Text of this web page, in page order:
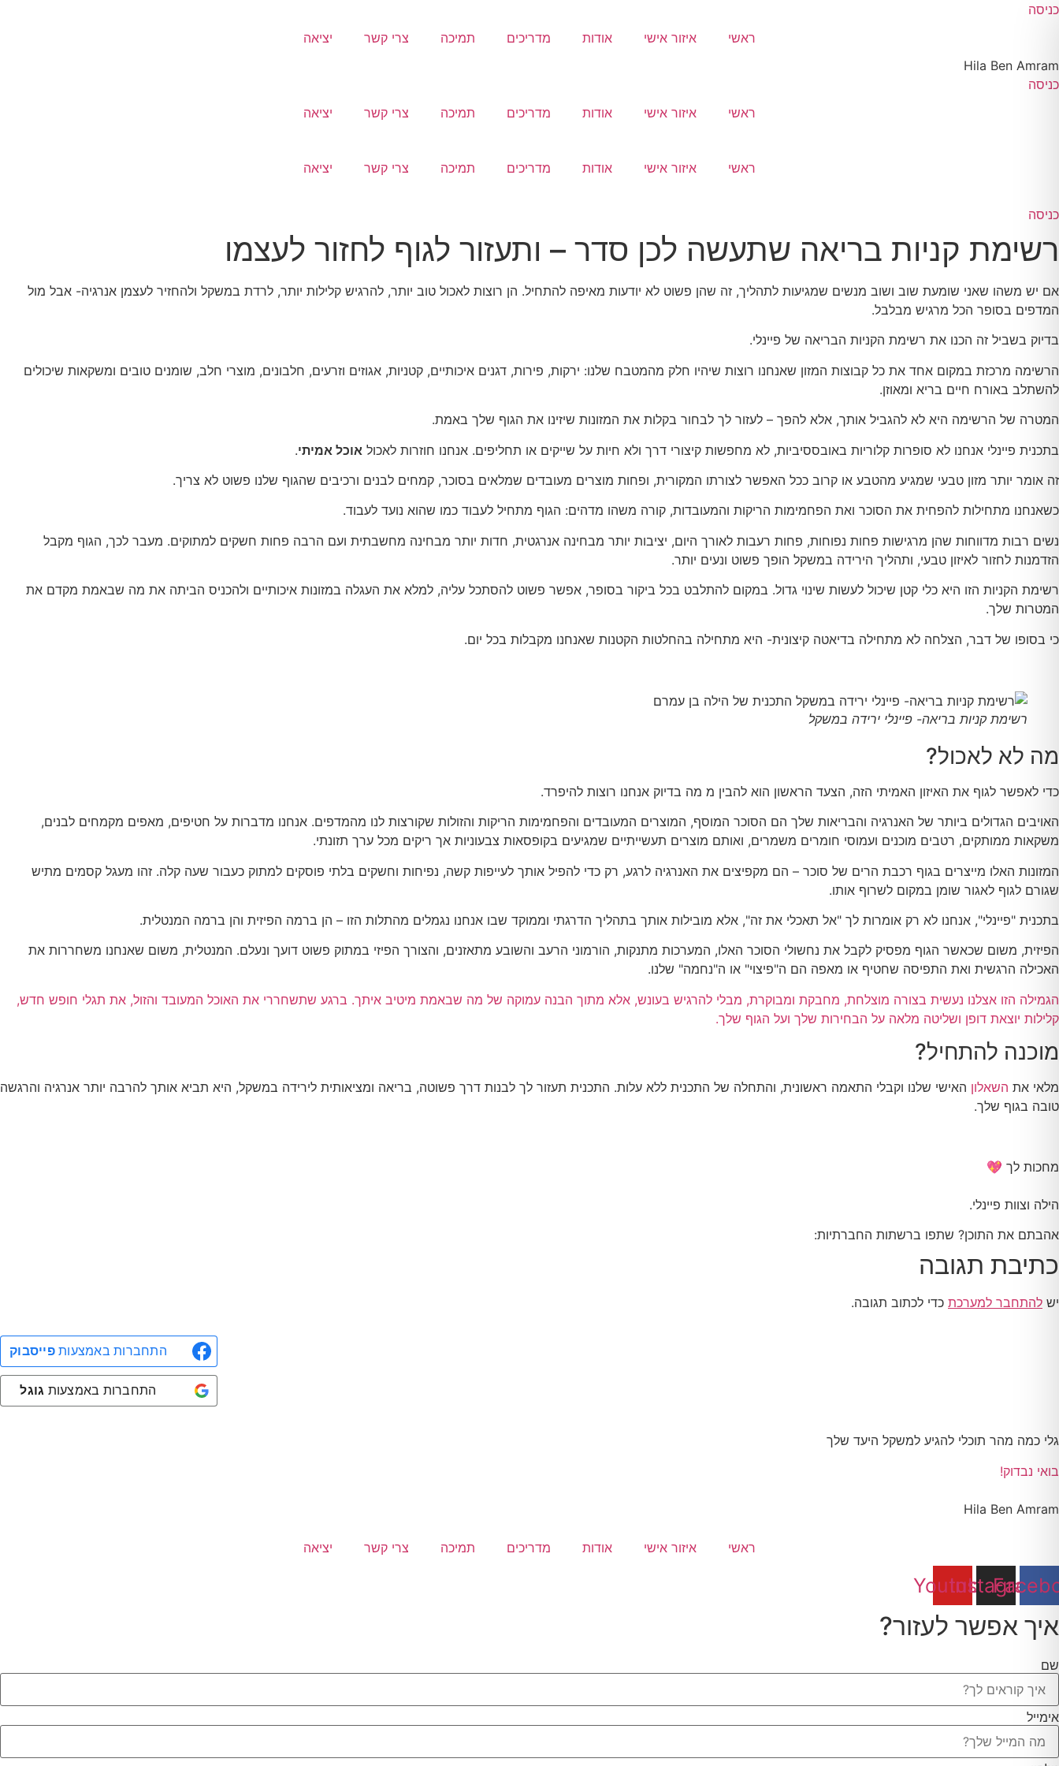
דלג
כניסה
ראשי
איזור אישי אודות מדריכים תמיכה צרי קשר
יציאה
Hila Ben Amram
כניסה
ראשי
איזור אישי אודות מדריכים תמיכה צרי קשר יציאה
ראשי איזור אישי אודות מדריכים תמיכה צרי קשר יציאה
כניסה
רשימת קניות בריאה שתעשה לכן סדר – ותעזור לגוף לחזור לעצמו
אם יש משהו שאני שומעת שוב ושוב מנשים שמגיעות לתהליך, זה שהן פשוט לא יודעות מאיפה להתחיל. הן רוצות לאכול טוב יותר, להרגיש קלילות יותר, לרדת במשקל ולהחזיר לעצמן אנרגיה- אבל מול
המדפים בסופר הכל מרגיש מבלבל.
בדיוק בשביל זה הכנו את רשימת הקניות הבריאה של פיינלי.
הרשימה מרכזת במקום אחד את כל קבוצות המזון שאנחנו רוצות שיהיו חלק מהמטבח שלנו: ירקות, פירות, דגנים איכותיים, קטניות, אגוזים וזרעים, חלבונים, מוצרי חלב, שומנים טובים ומשקאות שיכולים
להשתלב באורח חיים בריא ומאוזן.
המטרה של הרשימה היא לא להגביל אותך, אלא להפך – לעזור לך לבחור בקלות את המזונות שיזינו את הגוף שלך באמת.
בתכנית פיינלי אנחנו לא סופרות קלוריות באובססיביות, לא מחפשות קיצורי דרך ולא חיות על שייקים או תחליפים. אנחנו חוזרות לאכול אוכל אמיתי.
זה אומר יותר מזון טבעי שמגיע מהטבע או קרוב ככל האפשר לצורתו המקורית, ופחות מוצרים מעובדים שמלאים בסוכר, קמחים לבנים ורכיבים שהגוף שלנו פשוט לא צריך.
כשאנחנו מתחילות להפחית את הסוכר ואת הפחמימות הריקות והמעובדות, קורה משהו מדהים: הגוף מתחיל לעבוד כמו שהוא נועד לעבוד.
נשים רבות מדווחות שהן מרגישות פחות נפוחות, פחות רעבות לאורך היום, יציבות יותר מבחינה אנרגטית, חדות יותר מבחינה מחשבתית ועם הרבה פחות חשקים למתוקים. מעבר לכך, הגוף מקבל
הזדמנות לחזור לאיזון טבעי, ותהליך הירידה במשקל הופך פשוט ונעים יותר.
רשימת הקניות הזו היא כלי קטן שיכול לעשות שינוי גדול. במקום להתלבט בכל ביקור בסופר, אפשר פשוט להסתכל עליה, למלא את העגלה במזונות איכותיים ולהכניס הביתה את מה שבאמת מקדם את
המטרות שלך.
כי בסופו של דבר, הצלחה לא מתחילה בדיאטה קיצונית- היא מתחילה בהחלטות הקטנות שאנחנו מקבלות בכל יום.
רשימת קניות בריאה- פיינלי ירידה במשקל
מה לא לאכול?
כדי לאפשר לגוף את האיזון האמיתי הזה, הצעד הראשון הוא להבין מ מה בדיוק אנחנו רוצות להיפרד.
האויבים הגדולים ביותר של האנרגיה והבריאות שלך הם הסוכר המוסף, המוצרים המעובדים והפחמימות הריקות והזולות שקורצות לנו מהמדפים. אנחנו מדברות על חטיפים, מאפים מקמחים לבנים,
משקאות ממותקים, רטבים מוכנים ועמוסי חומרים משמרים, ואותם מוצרים תעשייתיים שמגיעים בקופסאות צבעוניות אך ריקים מכל ערך תזונתי.
המזונות האלו מייצרים בגוף רכבת הרים של סוכר – הם מקפיצים את האנרגיה לרגע, רק כדי להפיל אותך לעייפות קשה, נפיחות וחשקים בלתי פוסקים למתוק כעבור שעה קלה. זהו מעגל קסמים מתיש
שגורם לגוף לאגור שומן במקום לשרוף אותו.
בתכנית "פיינלי", אנחנו לא רק אומרות לך "אל תאכלי את זה", אלא מובילות אותך בתהליך הדרגתי וממוקד שבו אנחנו נגמלים מהתלות הזו – הן ברמה הפיזית והן ברמה המנטלית.
הפיזית, משום שכאשר הגוף מפסיק לקבל את נחשולי הסוכר האלו, המערכות מתנקות, הורמוני הרעב והשובע מתאזנים, והצורך הפיזי במתוק פשוט דועך ונעלם. המנטלית, משום שאנחנו משחררות את
האכילה הרגשית ואת התפיסה שחטיף או מאפה הם ה"פיצוי" או ה"נחמה" שלנו.
הגמילה הזו אצלנו נעשית בצורה מוצלחת, מחבקת ומבוקרת, מבלי להרגיש בעונש, אלא מתוך הבנה עמוקה של מה שבאמת מיטיב איתך. ברגע שתשחררי את האוכל המעובד והזול, את תגלי חופש חדש,
קלילות יוצאת דופן ושליטה מלאה על הבחירות שלך ועל הגוף שלך.
מוכנה להתחיל?
מלאי את השאלון האישי שלנו וקבלי התאמה ראשונית, והתחלה של התכנית ללא עלות. התכנית תעזור לך לבנות דרך פשוטה, בריאה ומציאותית לירידה במשקל, היא תביא אותך להרבה יותר אנרגיה והרגשה
טובה בגוף שלך.
מחכות לך 💖
הילה וצוות פיינלי.
אהבתם את התוכן? שתפו ברשתות החברתיות:
כתיבת תגובה
יש להתחבר למערכת כדי לכתוב תגובה.
התחברות באמצעותפייסבוק
התחברות באמצעות גוגל
גלי כמה מהר תוכלי להגיע למשקל היעד שלך
בואי נבדוק!
Hila Ben Amram
ראשי איזור אישי אודות מדריכים תמיכה צרי קשר יציאה
Instagram
Youtube
איך אפשר לעזור?
שם
אימייל